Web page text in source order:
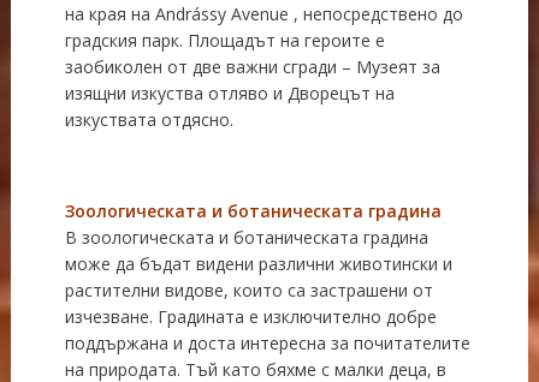
на края на Andrássy Avenue , непосредствено до
градския парк. Площадът на героите е
заобиколен от две важни сгради – Музеят за
изящни изкуства отляво и Дворецът на
изкуствата отдясно.
Зоологическата и ботаническата градина
В зоологическата и ботаническата градина
може да бъдат видени различни животински и
растителни видове, които са застрашени от
изчезване. Градината е изключително добре
поддържана и доста интересна за почитателите
на природата. Тъй като бяхме с малки деца, в